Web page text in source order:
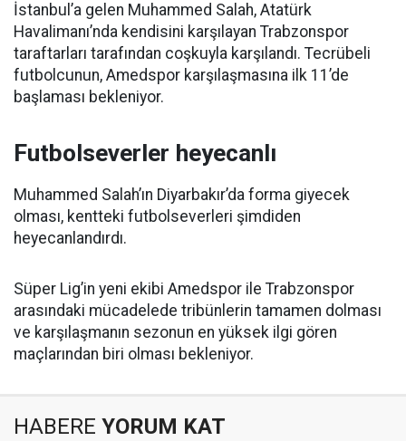
İstanbul’a gelen Muhammed Salah, Atatürk
Havalimanı’nda kendisini karşılayan Trabzonspor
taraftarları tarafından coşkuyla karşılandı. Tecrübeli
futbolcunun, Amedspor karşılaşmasına ilk 11’de
başlaması bekleniyor.
Futbolseverler heyecanlı
Muhammed Salah’ın Diyarbakır’da forma giyecek
olması, kentteki futbolseverleri şimdiden
heyecanlandırdı.
Süper Lig’in yeni ekibi Amedspor ile Trabzonspor
arasındaki mücadelede tribünlerin tamamen dolması
ve karşılaşmanın sezonun en yüksek ilgi gören
maçlarından biri olması bekleniyor.
HABERE YORUM KAT